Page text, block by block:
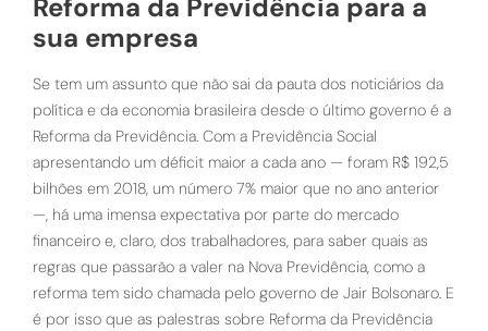
Reforma da Previdência para a
sua empresa
Se tem um assunto que não sai da pauta dos noticiários da
política e da economia brasileira desde o último governo é a
Reforma da Previdência. Com a Previdência Social
apresentando um déficit maior a cada ano — foram R$ 192,5
bilhões em 2018, um número 7% maior que no ano anterior
—, há uma imensa expectativa por parte do mercado
financeiro e, claro, dos trabalhadores, para saber quais as
regras que passarão a valer na Nova Previdência, como a
reforma tem sido chamada pelo governo de Jair Bolsonaro. E
é por isso que as palestras sobre Reforma da Previdência